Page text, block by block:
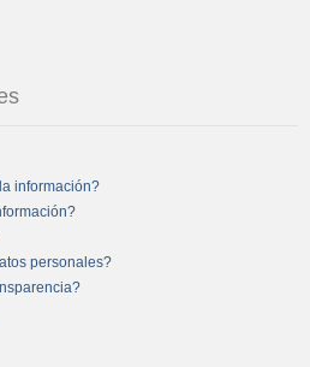
información?
personales?